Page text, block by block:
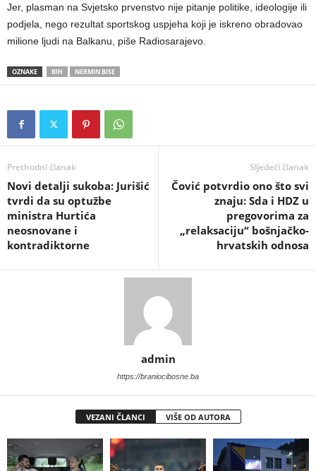
Jer, plasman na Svjetsko prvenstvo nije pitanje politike, ideologije ili
podjela, nego rezultat sportskog uspjeha koji je iskreno obradovao
milione ljudi na Balkanu, piše Radiosarajevo.
OZNAKE BIH NERMIN BISE
Prethodni članak
​Novi detalji sukoba: Jurišić
tvrdi da su optužbe
ministra Hurtića
neosnovane i
kontradiktorne
Sljedeći članak
​Čović potvrdio ono što svi
znaju: Sda i HDZ u
pregovorima za
„relaksaciju“ bošnjačko-
hrvatskih odnosa
admin
https://braniocibosne.ba
VEZANI ČLANCI VIŠE OD AUTORA